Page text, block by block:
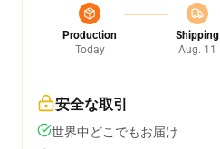
Production
Today
Shipping
Aug. 11
安全な取引
世界中どこでもお届け